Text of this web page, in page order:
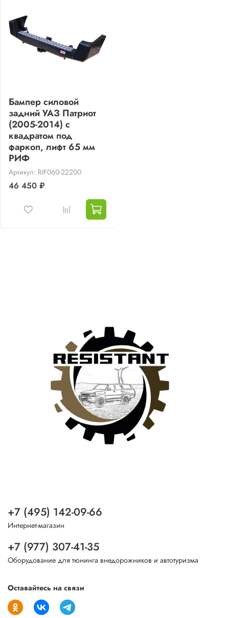
Бампер силовой
задний УАЗ Патриот
(2005-2014) с
квадратом под
фаркоп, лифт 65 мм
РИФ
Артикул: RIF060-22200
46 450 ₽
+7 (495) 142-09-66
Интернет-магазин
+7 (977) 307-41-35
Оборудование для тюнинга внедорожников и автотуризма
Оставайтесь на связи